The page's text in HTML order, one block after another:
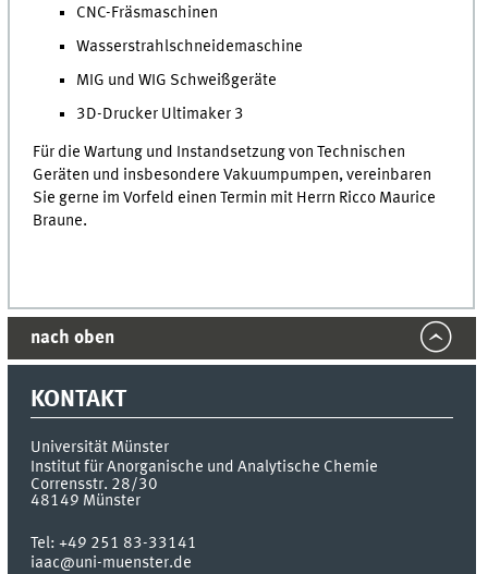
CNC-Fräsmaschinen
Wasserstrahlschneidemaschine
MIG und WIG Schweißgeräte
3D-Drucker Ultimaker 3
Für die Wartung und Instandsetzung von Technischen
Geräten und insbesondere Vakuumpumpen, vereinbaren
Sie gerne im Vorfeld einen Termin mit Herrn Ricco Maurice
Braune.
nach oben
KONTAKT
Universität Münster
Institut für Anorganische und Analytische Chemie
Corrensstr. 28/30
48149 Münster
Tel:+49 251 83-33141
iaac@uni-muenster.de